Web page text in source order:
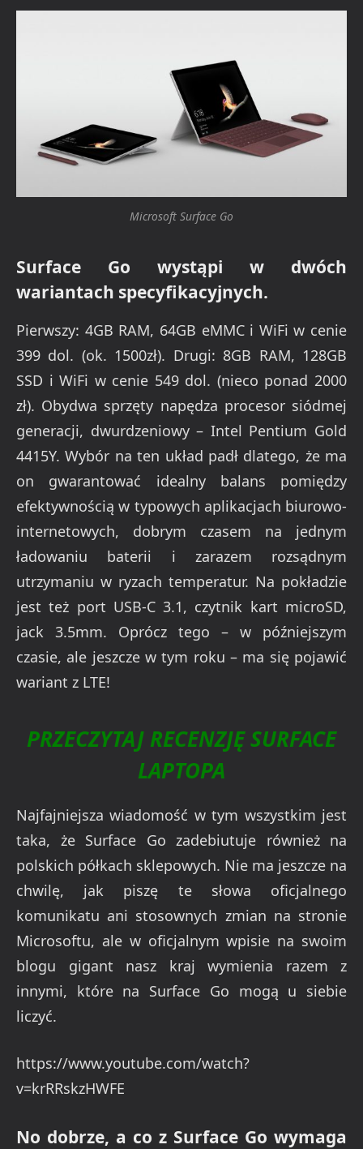
Microsoft Surface Go
Surface Go wystąpi w dwóch
wariantach specyfikacyjnych.
Pierwszy: 4GB RAM, 64GB eMMC i WiFi w cenie
399 dol. (ok. 1500zł). Drugi: 8GB RAM, 128GB
SSD i WiFi w cenie 549 dol. (nieco ponad 2000
zł). Obydwa sprzęty napędza procesor siódmej
generacji, dwurdzeniowy – Intel Pentium Gold
4415Y. Wybór na ten układ padł dlatego, że ma
on gwarantować idealny balans pomiędzy
efektywnością w typowych aplikacjach biurowo-
internetowych, dobrym czasem na jednym
ładowaniu baterii i zarazem rozsądnym
utrzymaniu w ryzach temperatur. Na pokładzie
jest też port USB-C 3.1, czytnik kart microSD,
jack 3.5mm. Oprócz tego – w późniejszym
czasie, ale jeszcze w tym roku – ma się pojawić
wariant z LTE!
PRZECZYTAJ RECENZJĘ SURFACE
LAPTOPA
Najfajniejsza wiadomość w tym wszystkim jest
taka, że Surface Go zadebiutuje również na
polskich półkach sklepowych. Nie ma jeszcze na
chwilę, jak piszę te słowa oficjalnego
komunikatu ani stosownych zmian na stronie
Microsoftu, ale w oficjalnym wpisie na swoim
blogu gigant nasz kraj wymienia razem z
innymi, które na Surface Go mogą u siebie
liczyć.
https://www.youtube.com/watch?
v=krRRskzHWFE
No dobrze, a co z Surface Go wymaga